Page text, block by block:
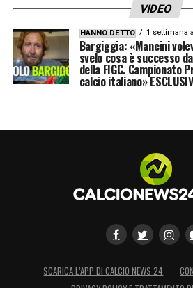
VIDEO
HANNO DETTO 1 settimana
Bargiggia: «Mancini
svelo cosa è successo
della FIGC. Campionato
calcio italiano»
SCARICA L’APP DI CALCIO NEWS 24